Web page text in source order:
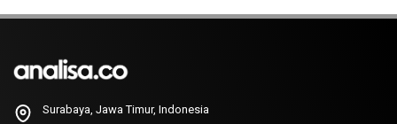
Surabaya, Jawa Timur, Indonesia